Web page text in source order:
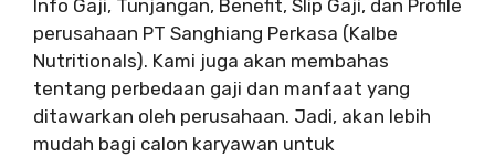
Info Gaji, Tunjangan, Benefit, Slip Gaji, dan Profile
perusahaan PT Sanghiang Perkasa (Kalbe
Nutritionals). Kami juga akan membahas
tentang perbedaan gaji dan manfaat yang
ditawarkan oleh perusahaan. Jadi, akan lebih
mudah bagi calon karyawan untuk